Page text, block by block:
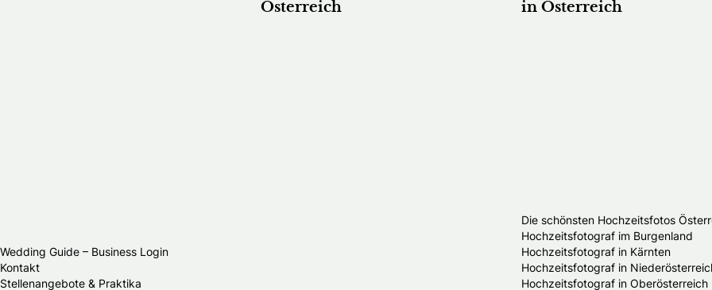
Wedding Guide – Business Login
Kontakt
Stellenangebote & Praktika
Österreich
in Österreich
Die schönsten Hochzeitsfotos
Hochzeitsfotograf im Burgenland
Hochzeitsfotograf in Kärnten
Hochzeitsfotograf in
Hochzeitsfotograf in Oberösterreich